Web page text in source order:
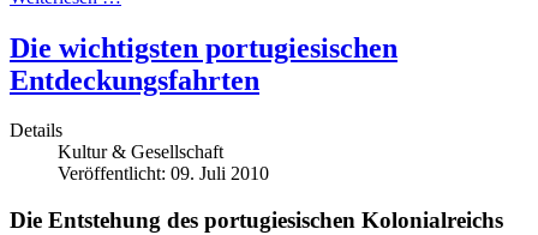
Die wichtigsten portugiesischen
Entdeckungsfahrten
Details
Kultur & Gesellschaft
Veröffentlicht: 09. Juli 2010
Die Entstehung des portugiesischen Kolonialreichs